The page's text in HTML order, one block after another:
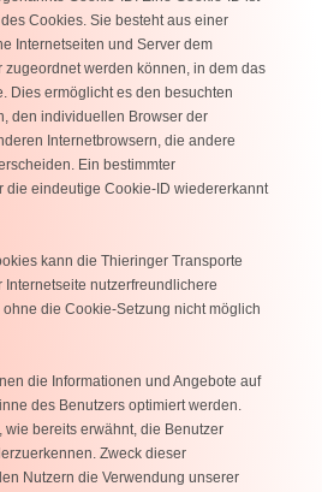
Cookies. Sie besteht aus einer
Internetseiten und Server dem
zugeordnet werden können, in dem das
Dies ermöglicht es den besuchten
den individuellen Browser der
Internetbrowsern, die andere
Ein bestimmter
die eindeutige Cookie-ID wiedererkannt
kann die Thieringer Transporte
nutzerfreundlichere
die Cookie-Setzung nicht möglich
die Informationen und Angebote auf
des Benutzers optimiert werden.
bereits erwähnt, die Benutzer
Zweck dieser
Nutzern die Verwendung unserer